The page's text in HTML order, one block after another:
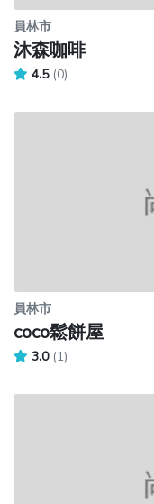
員林市
沐森咖啡
4.5 (0)
員林市
coco鬆餅屋
3.0 (1)